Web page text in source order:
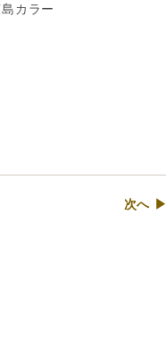
カラー
次へ ▶